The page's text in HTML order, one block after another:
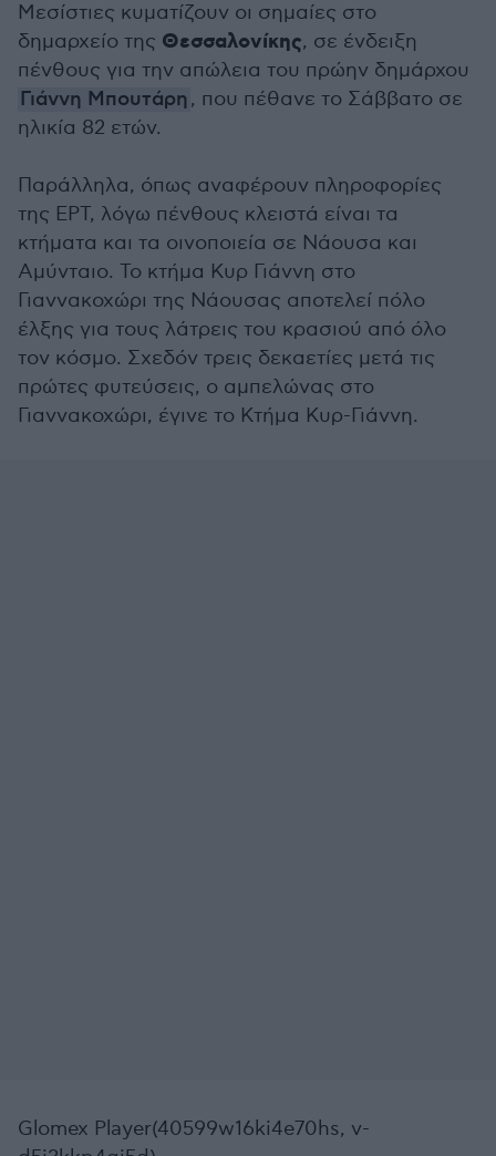
Μεσίστιες κυματίζουν οι σημαίες στο
δημαρχείο της Θεσσαλονίκης, σε ένδειξη
πένθους για την απώλεια του πρώην δημάρχου
Γιάννη Μπουτάρη, που πέθανε το Σάββατο σε
ηλικία 82 ετών.
Παράλληλα, όπως αναφέρουν πληροφορίες
της ΕΡΤ, λόγω πένθους κλειστά είναι τα
κτήματα και τα οινοποιεία σε Νάουσα και
Αμύνταιο. Το κτήμα Κυρ Γιάννη στο
Γιαννακοχώρι της Νάουσας αποτελεί πόλο
έλξης για τους λάτρεις του κρασιού από όλο
τον κόσμο. Σχεδόν τρεις δεκαετίες μετά τις
πρώτες φυτεύσεις, ο αμπελώνας στο
Γιαννακοχώρι, έγινε το Κτήμα Κυρ-Γιάννη.
Glomex Player(40599w16ki4e70hs, v-